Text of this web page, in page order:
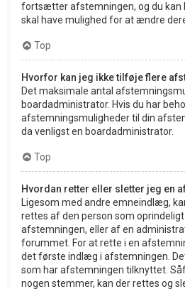
fortsætter afstemningen, og du kan
skal have mulighed for at ændre
Top
Hvorfor kan jeg ikke tilføje flere
Det maksimale antal
boardadministrator. Hvis du har
afstemningsmuligheder til din
da venligst en boardadministrator.
Top
Hvordan retter eller sletter jeg en
Ligesom med andre emneindlæg,
rettes af den person som
afstemningen, eller af en
forummet. For at rette i en
det første indlæg i afstemningen.
som har afstemningen tilknyttet.
nogen stemmer, kan der rettes og